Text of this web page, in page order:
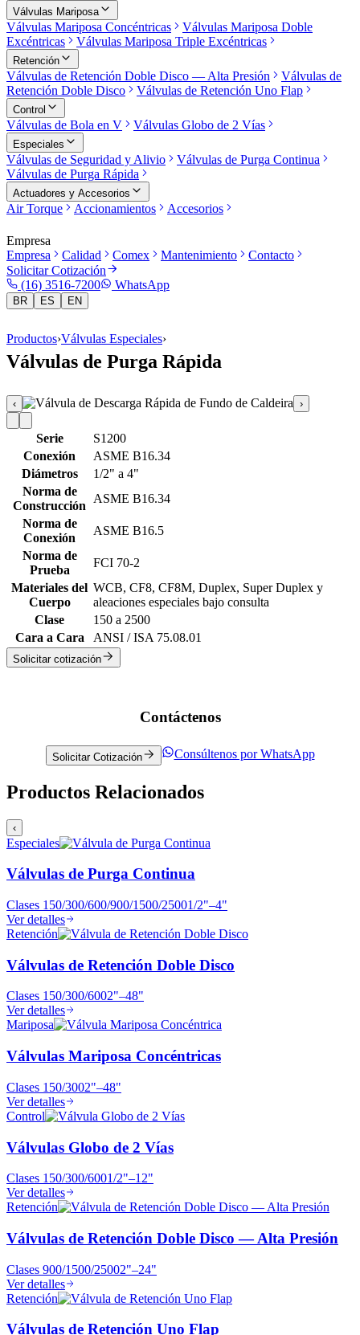
Válvulas Mariposa
Válvulas Mariposa Concéntricas
Válvulas Mariposa Doble
Excéntricas
Válvulas Mariposa Triple Excéntricas
Retención
Válvulas de Retención Doble Disco — Alta Presión
Válvulas de
Retención Doble Disco
Válvulas de Retención Uno Flap
Control
Válvulas de Bola en V Válvulas Globo de 2 Vías
Especiales
Válvulas de Seguridad y Alivio
Válvulas de Purga Continua
Válvulas de Purga Rápida
Actuadores y Accesorios
Air Torque Accionamientos Accesorios
Empresa
Empresa
Calidad Comex Mantenimiento
Contacto
Solicitar Cotización
(16) 3516-7200
WhatsApp
BR ES EN
Productos›Válvulas Especiales›
Válvulas de Purga Rápida
‹ ›
Serie
S1200
Conexión
ASME B16.34
Diámetros
1/2" a 4"
Norma de
Construcción
ASME B16.34
Norma de
Conexión
ASME B16.5
Norma de
Prueba
FCI 70-2
Materiales del
Cuerpo
WCB, CF8, CF8M, Duplex, Super Duplex y
aleaciones especiales bajo consulta
Clase
150 a 2500
Cara a Cara
ANSI / ISA 75.08.01
Solicitar cotización
Contáctenos
Solicitar Cotización Consúltenos por WhatsApp
Productos Relacionados
‹
Especiales
Válvulas de Purga Continua
Clases 150/300/600/900/1500/25001/2"–4"
Ver detalles
Retención
Válvulas de Retención Doble Disco
Clases 150/300/6002"–48"
Ver detalles
Mariposa
Válvulas Mariposa Concéntricas
Clases 150/3002"–48"
Ver detalles
Control
Válvulas Globo de 2 Vías
Clases 150/300/6001/2"–12"
Ver detalles
Retención
Válvulas de Retención Doble Disco — Alta Presión
Clases 900/1500/25002"–24"
Ver detalles
Retención
Válvulas de Retención Uno Flap